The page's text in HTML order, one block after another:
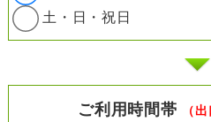
土・日・祝日
ご利用時間帯 （